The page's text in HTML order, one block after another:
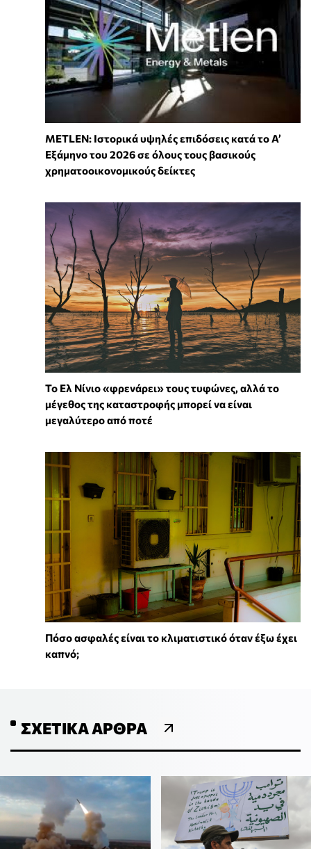
METLEN: Ιστορικά υψηλές επιδόσεις κατά το Α’
Εξάμηνο του 2026 σε όλους τους βασικούς
χρηματοοικονομικούς δείκτες
Το Ελ Νίνιο «φρενάρει» τους τυφώνες, αλλά το
μέγεθος της καταστροφής μπορεί να είναι
μεγαλύτερο από ποτέ
Πόσο ασφαλές είναι το κλιματιστικό όταν έξω έχει
καπνό;
ΣΧΕΤΙΚΆ ΆΡΘΡΑ